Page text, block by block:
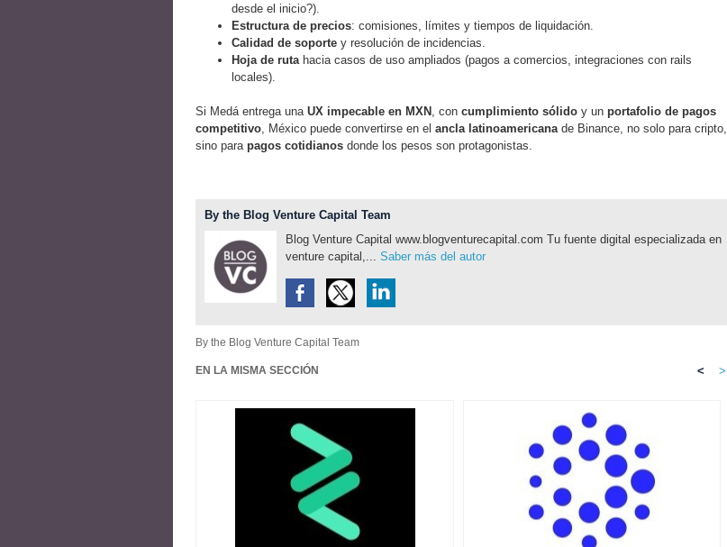
desde el inicio?).
Estructura de precios: comisiones, límites y tiempos de liquidación.
Calidad de soporte y resolución de incidencias.
Hoja de rutahacia casos de uso ampliados (pagos a comercios, integraciones con rails
locales).
Si Medá entrega una UX impecable en MXN , con cumplimiento sólido y un portafolio de pagos
competitivo, México puede convertirse en el ancla latinoamericanade Binance, no solo para cripto,
sino para pagos cotidianos donde los pesos son protagonistas.
By the Blog Venture Capital Team
Blog Venture Capital www.blogventurecapital.com Tu fuente digital especializada en
venture capital,... Saber más del autor
By the Blog Venture Capital Team
EN LA MISMA SECCIÓN < >